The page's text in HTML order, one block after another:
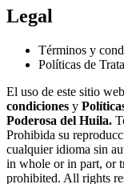
Legal
Términos y
Políticas de
El uso de este sitio
condiciones y
Poderosa del Huila.
Prohibida su
cualquier idioma sin
in whole or in part, or
prohibited. All rights